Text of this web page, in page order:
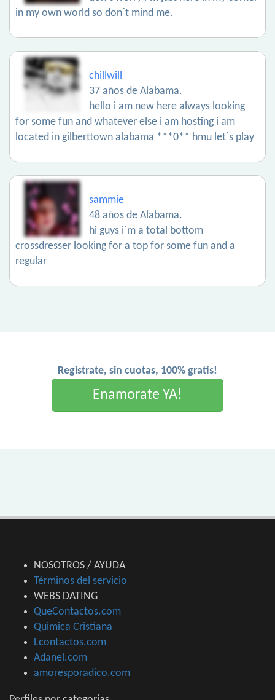
in my own world so don´t mind me.
chillwill
37 años de Alabama.
hello i am new here always looking
for some fun and whatever else i am hosting i am
located in gilberttown alabama ***0** hmu let´s play
sammie
48 años de Alabama.
hi guys i´m a total bottom
crossdresser looking for a top for some fun and a
regular
Registrate, sin cuotas, 100% gratis!
Enamorate YA!
NOSOTROS / AYUDA
Términos del servicio
WEBS DATING
QueContactos.com
Quimica Cristiana
Lcontactos.com
Adanel.com
amoresporadico.com